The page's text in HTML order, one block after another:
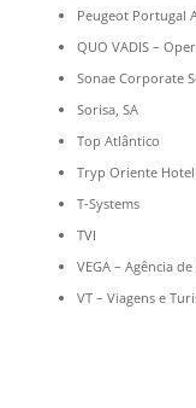
Peugeot Portugal
QUO VADIS –
Sonae Corporate
Sorisa, SA
Top Atlântico
Tryp Oriente Hotel
T-Systems
TVI
VEGA – Agência
VT – Viagens e